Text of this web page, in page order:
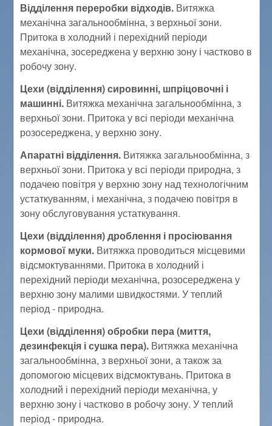
Відділення переробки відходів. Витяжка
механічна загальнообмінна, з верхньої зони.
Притока в холодний і перехідний періоди
механічна, зосереджена у верхню зону і частково в
робочу зону.
Цехи (відділення) сировинні, шпріцовочні і
машинні. Витяжка механічна загальнообмінна, з
верхньої зони. Притока у всі періоди механічна
розосереджена, у верхню зону.
Апаратні відділення. Витяжка загальнообмінна, з
верхньої зони. Притока у всі періоди природна, з
подачею повітря у верхню зону над технологічним
устаткуванням, і механічна, з подачею повітря в
зону обслуговування устаткування.
Цехи (відділення) дроблення і просіювання
кормової муки. Витяжка проводиться місцевими
відсмоктуваннями. Притока в холодний і
перехідний періоди механічна, розосереджена у
верхню зону малими швидкостями. У теплий
період - природна.
Цехи (відділення) обробки пера (миття,
дезинфекція і сушка пера). Витяжка механічна
загальнообмінна, з верхньої зони, а також за
допомогою місцевих відсмоктувань. Притока в
холодний і перехідний періоди механічна, у
верхню зону і частково в робочу зону. У теплий
період - природна.